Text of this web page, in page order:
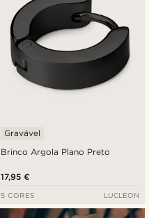
Brinco Argola Plano Preto
Gravável
17,95 €
5 CORES LUCLEON